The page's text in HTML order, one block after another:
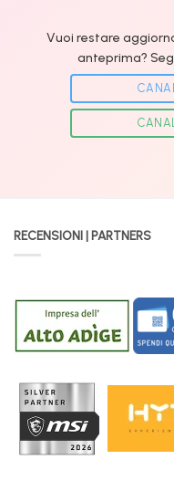
Vuoi restare
anteprima?
RECENSIONI | PARTNERS